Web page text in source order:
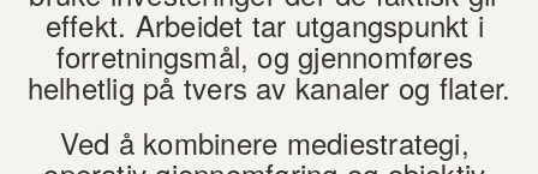
effekt. Arbeidet tar utgangspunkt i
forretningsmål, og gjennomføres
helhetlig på tvers av kanaler og flater.
Ved å kombinere mediestrategi,